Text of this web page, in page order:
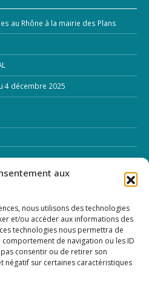
aux
nous utilisons des technologies
et/ou accéder aux informations des
technologies nous permettra de
de navigation ou les ID
consentir ou de retirer son
négatif sur certaines caractéristiques
au Rhône à la mairie des Plans
4 décembre 2025